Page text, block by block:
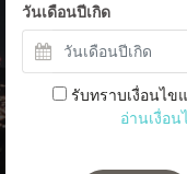
วันเดือนปีเกิด
รับทราบเงื่อนไข
อ่านเงื่อ